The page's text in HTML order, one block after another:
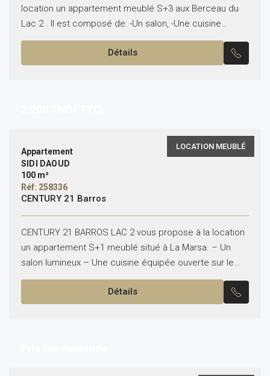
location un appartement meublé S+3 aux Berceau du
Lac 2 . Il est composé de: -Un salon, -Une cuisine
équipée -Une suite parentale...
Détails
LOCATION MEUBLÉ
Appartement
SIDI DAOUD
100 m²
Réf: 258336
CENTURY 21 Barros
CENTURY 21 BARROS LAC 2 vous propose à la location
un appartement S+1 meublé situé à La Marsa. – Un
salon lumineux – Une cuisine équipée ouverte sur le
salon – Une...
Détails